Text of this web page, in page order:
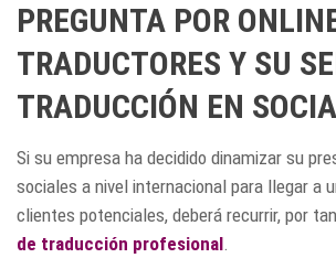
PREGUNTA POR
TRADUCTORES Y SU
TRADUCCIÓN EN
Si su empresa ha decidido dinamizar su
sociales a nivel internacional para llegar a
clientes potenciales, deberá recurrir, por
de traducción profesional